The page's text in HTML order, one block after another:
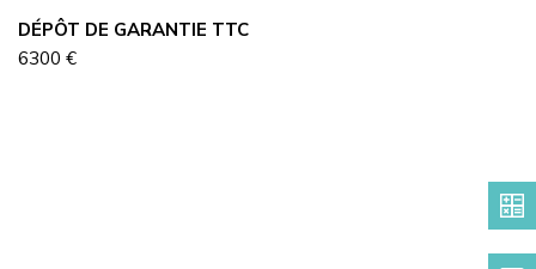
DÉPÔT DE GARANTIE TTC
6300 €